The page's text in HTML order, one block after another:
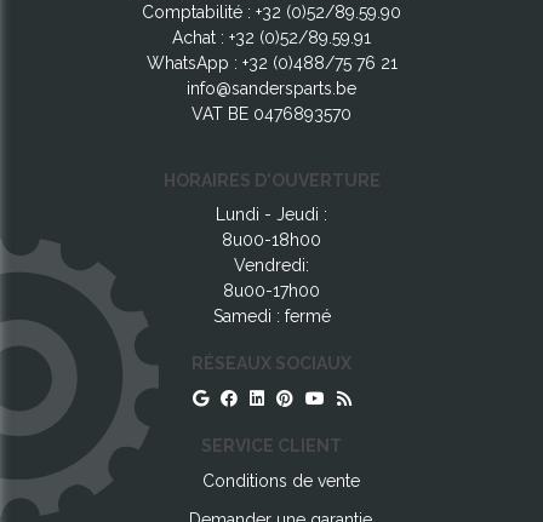
Comptabilité : +32 (0)52/89.59.90
Achat : +32 (0)52/89.59.91
WhatsApp : +32 (0)488/75 76 21
info@sandersparts.be
VAT BE 0476893570
HORAIRES D'OUVERTURE
Lundi - Jeudi :
8u00-18h00
Vendredi:
8u00-17h00
Samedi : fermé
RÉSEAUX SOCIAUX
SERVICE CLIENT
Conditions de vente